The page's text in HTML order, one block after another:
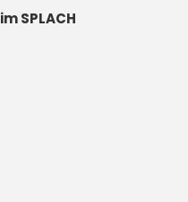
SPLACH